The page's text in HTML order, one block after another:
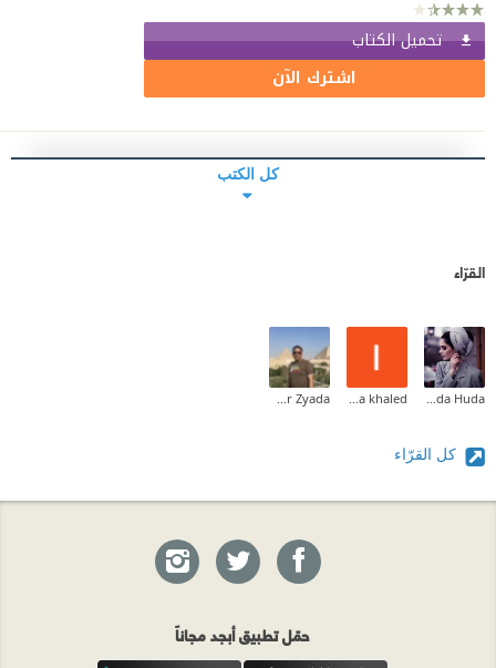
تحميل الكتاب
اشترك الآن
كل الكتب
القرّاء
Huda Huda
laila khaled
Amr Zyada
كل القرّاء
حمّل تطبيق أبجد مجاناً